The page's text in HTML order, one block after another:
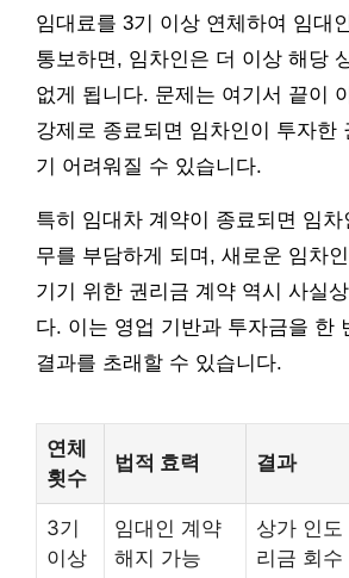
임대료를 3기 이상 연체하여 임대
통보하면, 임차인은 더 이상 해당
없게 됩니다. 문제는 여기서 끝이
강제로 종료되면 임차인이 투자한
기 어려워질 수 있습니다.
특히 임대차 계약이 종료되면 임차
무를 부담하게 되며, 새로운 임차
기기 위한 권리금 계약 역시 사실
다. 이는 영업 기반과 투자금을 한
결과를 초래할 수 있습니다.
연체
횟수
법적 효력 결과
3기
이상
임대인 계약
해지 가능
상가 인도
리금 회수